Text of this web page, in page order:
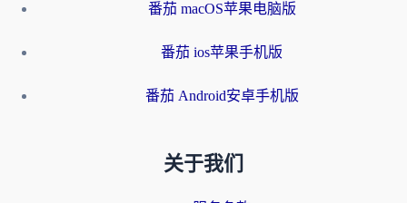
番茄 macOS苹果电脑版
番茄 ios苹果手机版
番茄 Android安卓手机版
关于我们